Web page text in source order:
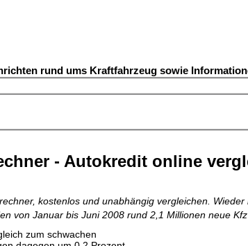
- Autokredit online
kostenlos und unabhängig vergleichen.
von Januar bis Juni 2008 rund 2,1 Millionen neue
zum schwachen
rund ums Kraftfahrzeug sowie